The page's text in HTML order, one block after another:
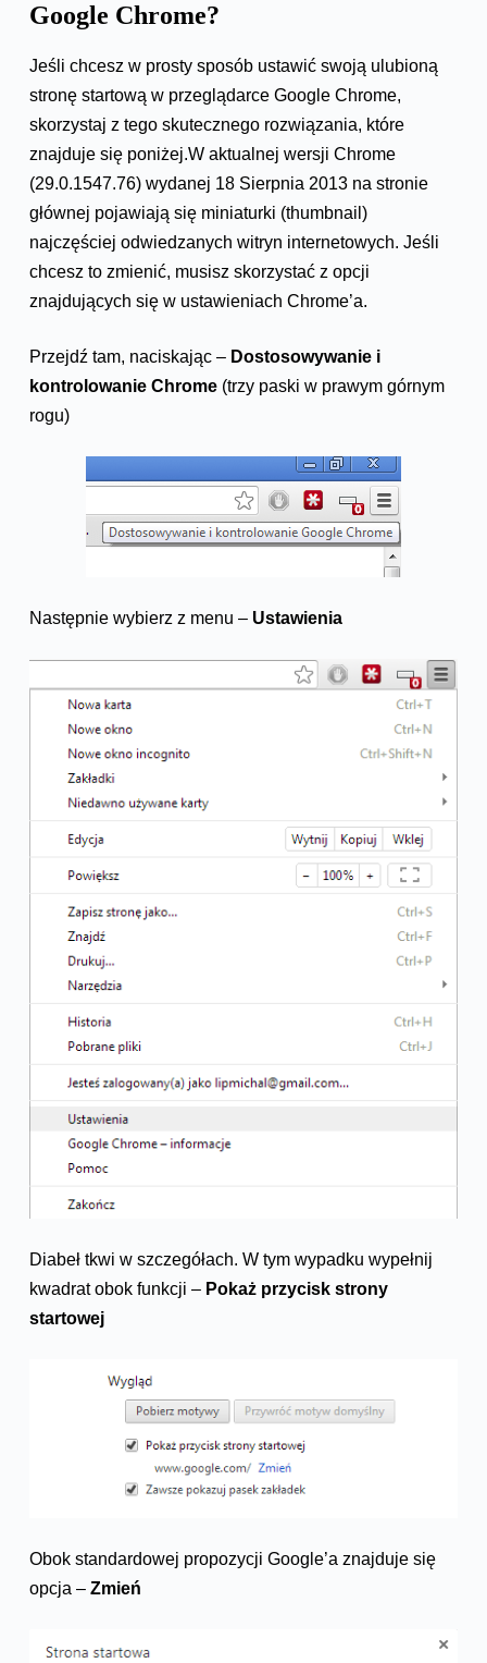
Google Chrome?
Jeśli chcesz w prosty sposób ustawić swoją ulubioną
stronę startową w przeglądarce Google Chrome,
skorzystaj z tego skutecznego rozwiązania, które
znajduje się poniżej.W aktualnej wersji Chrome
(29.0.1547.76) wydanej 18 Sierpnia 2013 na stronie
głównej pojawiają się miniaturki (thumbnail)
najczęściej odwiedzanych witryn internetowych. Jeśli
chcesz to zmienić, musisz skorzystać z opcji
znajdujących się w ustawieniach Chrome’a.
Przejdź tam, naciskając – Dostosowywanie i
kontrolowanie Chrome(trzy paski w prawym górnym
rogu)
Następnie wybierz z menu –Ustawienia
Diabeł tkwi w szczegółach. W tym wypadku wypełnij
kwadrat obok funkcji –Pokaż przycisk strony
startowej
Obok standardowej propozycji Google’a znajduje się
opcja – Zmień